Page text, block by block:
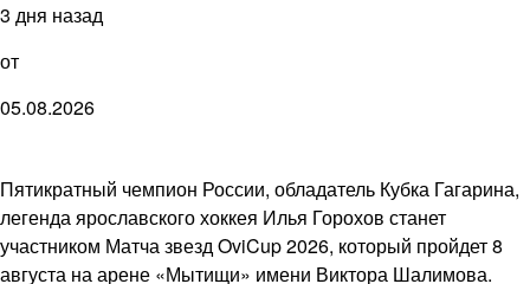
3 дня назад
от
05.08.2026
Пятикратный чемпион России, обладатель Кубка Гагарина,
легенда ярославского хоккея Илья Горохов станет
участником Матча звезд OviCup 2026, который пройдет 8
августа на арене «Мытищи» имени Виктора Шалимова.